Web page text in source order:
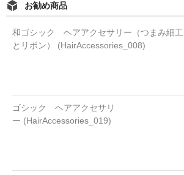
お勧め商品
和ゴシック ヘアアクセサリー（つまみ細工
とリボン） (HairAccessories_008)
ゴシック ヘアアクセサリ
ー (HairAccessories_019)